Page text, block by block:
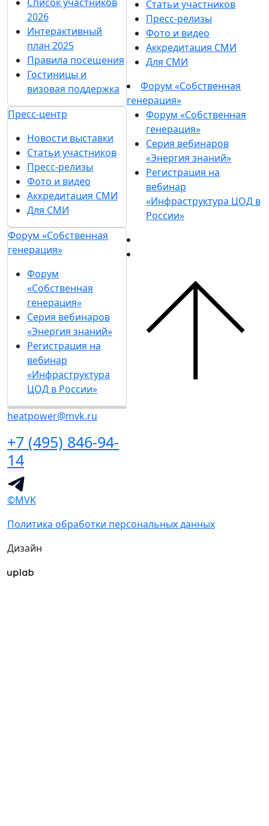
2026
Интерактивный
план 2025
Правила посещения
Гостиницы и
визовая поддержка
Пресс-центр
Новости выставки
Статьи участников
Пресс-релизы
Фото и видео
Аккредитация СМИ
Для СМИ
Форум «Собственная
генерация»
Форум
«Собственная
генерация»
Серия вебинаров
«Энергия знаний»
Регистрация на
вебинар
«Инфраструктура
ЦОД в России»
heatpower@mvk.ru
+7 (495) 846-94-
14
Статьи участников
Пресс-релизы
Фото и видео
Аккредитация СМИ
Для СМИ
Форум «Собственная
генерация»
Форум «Собственная
генерация»
Серия вебинаров
«Энергия знаний»
Регистрация на
вебинар
«Инфраструктура ЦОД в
России»
©MVK
Политика обработки персональных данных
Дизайн